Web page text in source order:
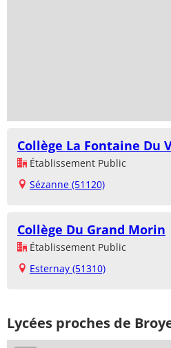
Collège La Fontaine Du
Établissement Public
Sézanne (51120)
Collège Du Grand Morin
Établissement Public
Esternay (51310)
Lycées proches de